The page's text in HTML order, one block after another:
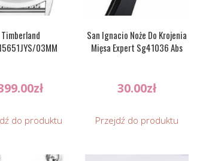
Timberland
03MM
zł
do produktu
San Ignacio Noże Do Krojenia
Mięsa Expert Sg41036 Abs
30.00zł
Przejdź do produktu